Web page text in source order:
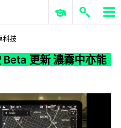
ERP 與商業 AI
科技
更新 濃霧中亦能